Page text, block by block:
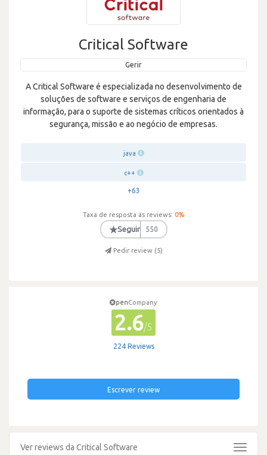
Critical Software
Gerir
A Critical Software é especializada no desenvolvimento de
soluções de software e serviços de engenharia de
informação, para o suporte de sistemas críticos orientados à
segurança, missão e ao negócio de empresas.
java
c++
+63
Taxa de resposta às reviews: 0%
★Seguir 550
Pedir review (5)
penCompany
2.6/5
224 Reviews
Escrever review
Ver reviews da Critical Software
Toggle